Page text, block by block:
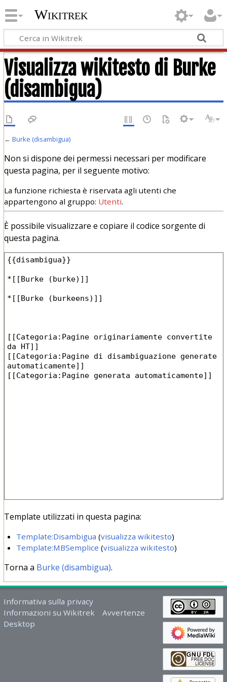
Wikitrek
Visualizza wikitesto di Burke
(disambigua)
← Burke (disambigua)
Non si dispone dei permessi necessari per modificare
questa pagina, per il seguente motivo:
La funzione richiesta è riservata agli utenti che
appartengono al gruppo: Utenti.
È possibile visualizzare e copiare il codice sorgente di
questa pagina.
Template utilizzati in questa pagina:
Template:Disambigua (visualizza wikitesto)
Template:MBSemplice (visualizza wikitesto)
Torna a Burke (disambigua).
Informativa sulla privacy
Informazioni su Wikitrek
Avvertenze
Desktop